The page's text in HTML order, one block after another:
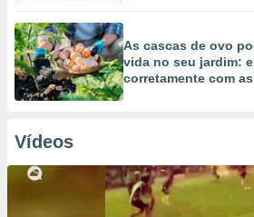
As cascas de ovo
vida no seu jardim:
corretamente com
Vídeos